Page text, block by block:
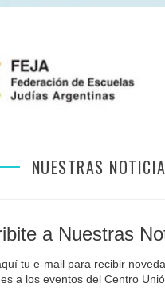
NUESTRAS
a Nuestras
tu e-mail para recibir
a los eventos del Centro